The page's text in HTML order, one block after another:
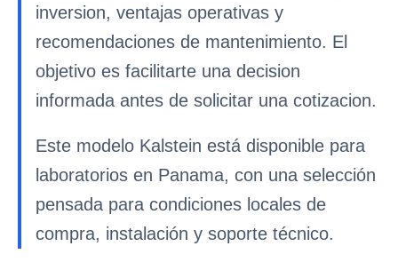
inversion, ventajas operativas y
recomendaciones de mantenimiento. El
objetivo es facilitarte una decision
informada antes de solicitar una cotizacion.
Este modelo Kalstein está disponible para
laboratorios en Panama, con una selección
pensada para condiciones locales de
compra, instalación y soporte técnico.